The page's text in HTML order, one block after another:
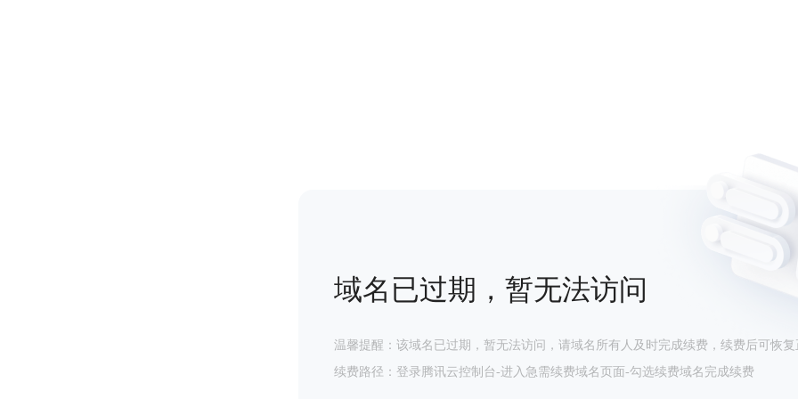
域名已过期，暂无法访问
温馨提醒：该域名已过期，暂无法访问，请域名所有人及时完成续费，续费后可恢复
续费路径：登录腾讯云控制台-进入急需续费域名页面-勾选续费域名完成续费